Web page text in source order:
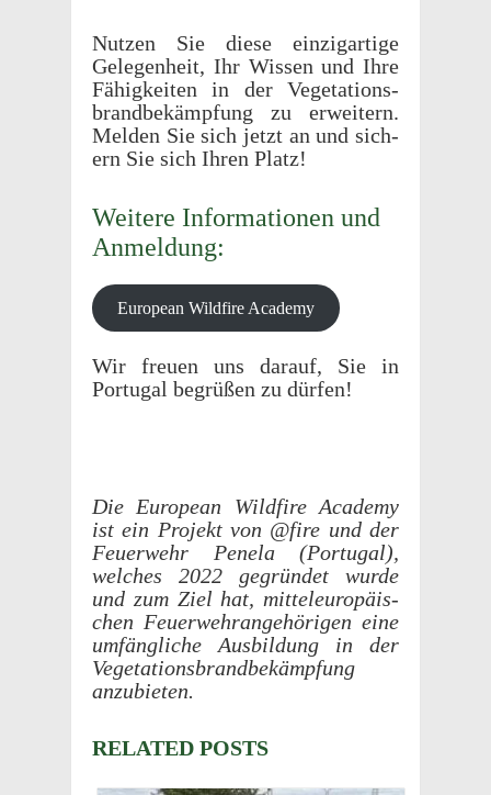
Nutzen Sie diese einzi­gar­tige
Gele­gen­heit, Ihr Wissen und Ihre
Fähigkeiten in der Vege­ta­tions­
brand­bekämp­fung zu erweit­ern.
Melden Sie sich jetzt an und sich­
ern Sie sich Ihren Platz!
Weit­ere Infor­ma­tio­nen und
Anmeldung:
Euro­pean Wild­fire Academy
Wir freuen uns darauf, Sie in
Portu­gal begrüßen zu dürfen!
Die Euro­pean Wild­fire Acad­emy
ist ein Projekt von @fire und der
Feuer­wehr Penela (Portu­gal),
welches 2022 gegrün­det wurde
und zum Ziel hat, mitteleu­ropäis­
chen Feuer­wehrange­höri­gen eine
umfängliche Ausbil­dung in der
Vege­ta­tions­brand­bekämp­fung
anzubieten.
RELATED POSTS